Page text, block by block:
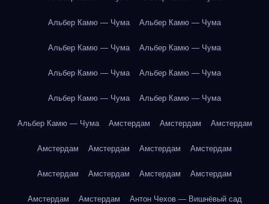
Альбер Камю — Чума Альбер Камю — Чума
Альбер Камю — Чума Альбер Камю — Чума
Альбер Камю — Чума Альбер Камю — Чума
Альбер Камю — Чума Альбер Камю — Чума
Альбер Камю — Чума Амстердам Амстердам Амстердам
Амстердам Амстердам Амстердам Амстердам
Амстердам Амстердам Амстердам Амстердам
Амстердам Амстердам Антон Чехов — Вишнёвый сад